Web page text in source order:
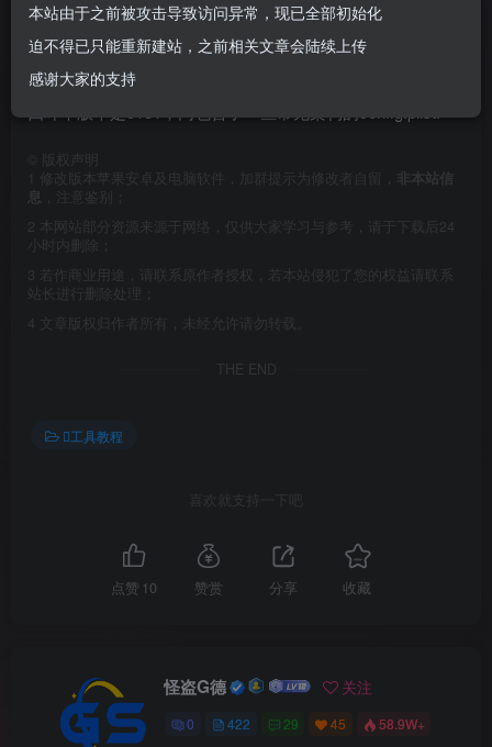
从黑果小兵制作的黑苹果系统镜像11.2.3中提取出来的四叶
草clover引导EFI。
版权声明
1
修改版本苹果安卓及电脑软件，加群提示为修改者自留，
非本站信
息 ，注意鉴别；
2 本网站部分资源来源于网络，仅供大家学习与参考，请于下载后24
小时内删除；
3 若作商业用途，请联系原作者授权，若本站侵犯了您的权益请联系
站长进行删除处理；
4 文章版权归作者所有，未经允许请勿转载。
THE END
工具教程
喜欢就支持一下吧
点赞 10 赞赏 分享 收藏
怪盗G德 关注
0 422 29 45 58.9W+
本站由于之前被攻击导致访问异常，现已全部初始化
迫不得已只能重新建站，之前相关文章会陆续上传
感谢大家的支持